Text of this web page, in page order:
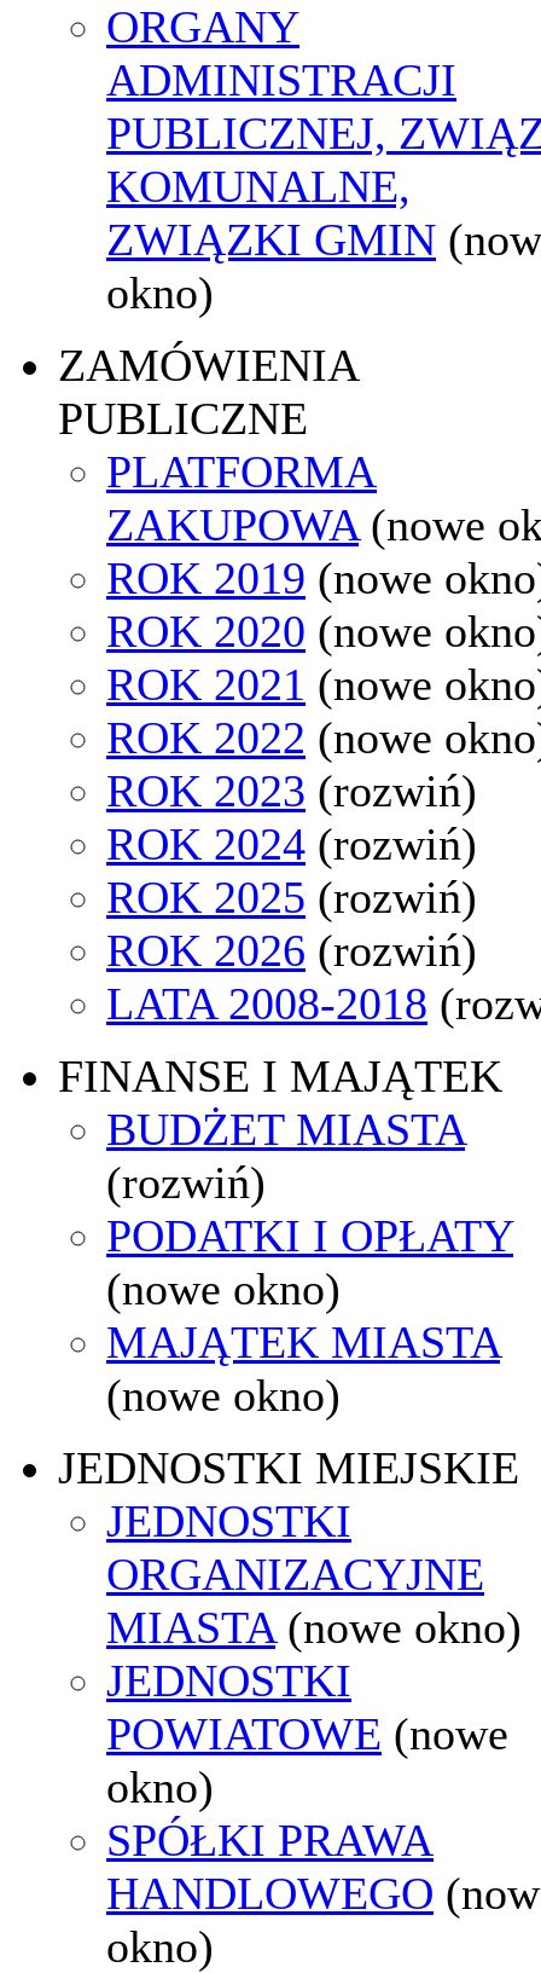
ORGANY
ADMINISTRACJI
PUBLICZNEJ,
KOMUNALNE,
ZWIĄZKI GMIN
okno)
ZAMÓWIENIA
PUBLICZNE
PLATFORMA
ZAKUPOWA (nowe
ROK 2019 (nowe
ROK 2020 (nowe
ROK 2021 (nowe
ROK 2022 (nowe
ROK 2023 (rozwiń)
ROK 2024 (rozwiń)
ROK 2025 (rozwiń)
ROK 2026 (rozwiń)
LATA 2008-2018
FINANSE I MAJĄTEK
BUDŻET MIASTA
(rozwiń)
PODATKI I OPŁATY
(nowe okno)
MAJĄTEK MIASTA
(nowe okno)
JEDNOSTKI MIEJSKIE
JEDNOSTKI
ORGANIZACYJNE
MIASTA (nowe okno)
JEDNOSTKI
POWIATOWE (nowe
okno)
SPÓŁKI PRAWA
HANDLOWEGO
okno)